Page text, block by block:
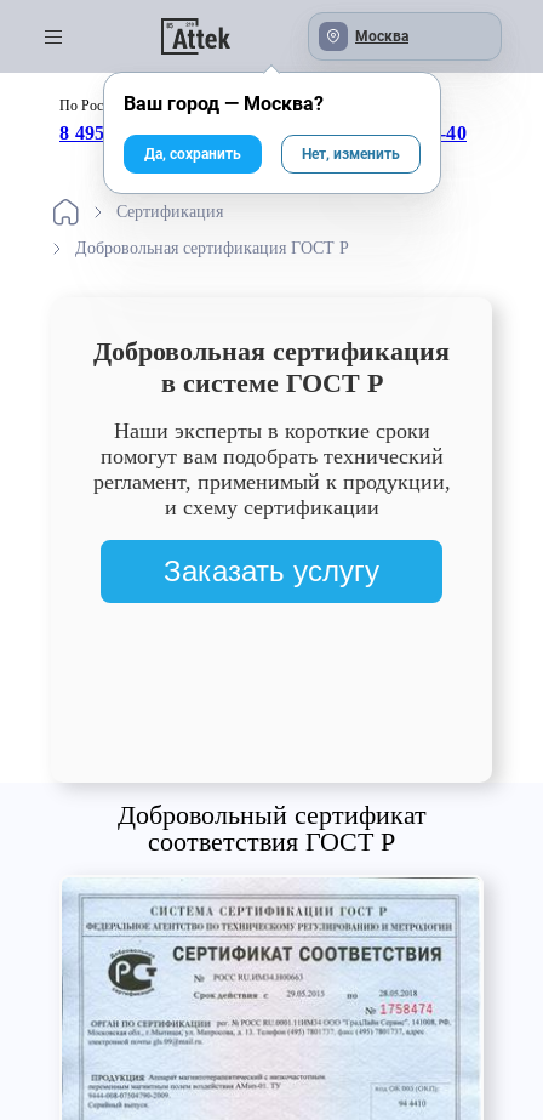
Москва
По России бесплатно:
8 495 246-04-43 8 800 333-25-40
Сертификация
Добровольная сертификация ГОСТ Р
Добровольная сертификация
в системе ГОСТ Р
Наши эксперты в короткие сроки
помогут вам подобрать технический
регламент, применимый к продукции,
и схему сертификации
Заказать услугу
Добровольный сертификат
соответствия ГОСТ Р
Ваш город — Москва?
Да, сохранить Нет, изменить